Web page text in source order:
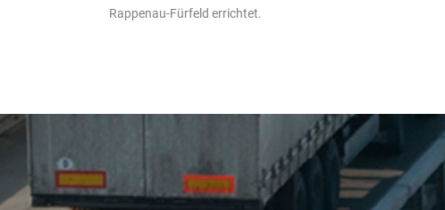
Rappenau-Fürfeld errichtet.